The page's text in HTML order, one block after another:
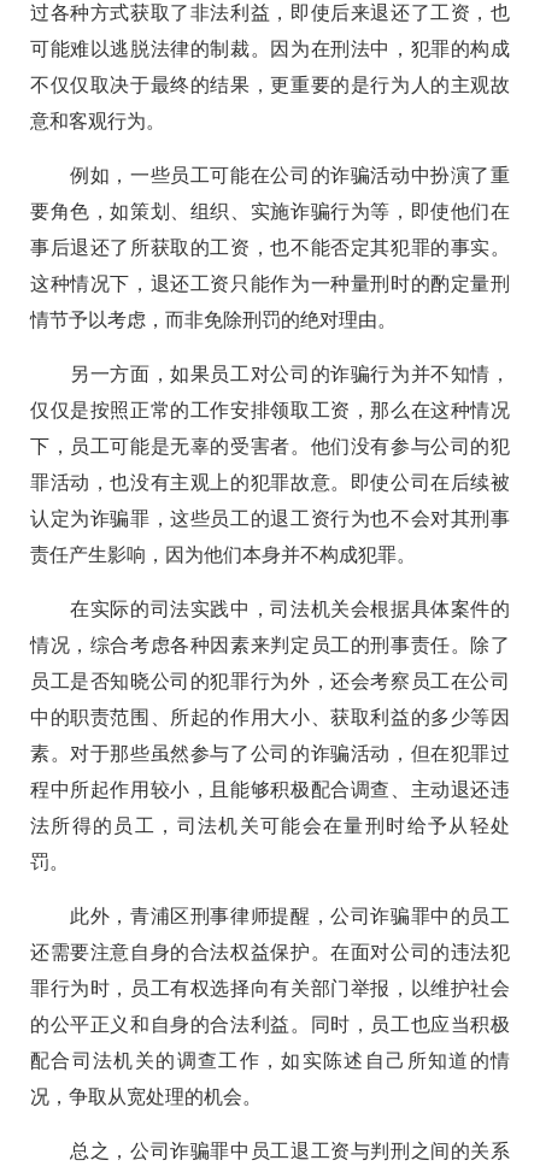
过各种方式获取了非法利益，即使后来退还了工资，也
可能难以逃脱法律的制裁。因为在刑法中，犯罪的构成
不仅仅取决于最终的结果，更重要的是行为人的主观故
意和客观行为。
例如，一些员工可能在公司的诈骗活动中扮演了重
要角色，如策划、组织、实施诈骗行为等，即使他们在
事后退还了所获取的工资，也不能否定其犯罪的事实。
这种情况下，退还工资只能作为一种量刑时的酌定量刑
情节予以考虑，而非免除刑罚的绝对理由。
另一方面，如果员工对公司的诈骗行为并不知情，
仅仅是按照正常的工作安排领取工资，那么在这种情况
下，员工可能是无辜的受害者。他们没有参与公司的犯
罪活动，也没有主观上的犯罪故意。即使公司在后续被
认定为诈骗罪，这些员工的退工资行为也不会对其刑事
责任产生影响，因为他们本身并不构成犯罪。
在实际的司法实践中，司法机关会根据具体案件的
情况，综合考虑各种因素来判定员工的刑事责任。除了
员工是否知晓公司的犯罪行为外，还会考察员工在公司
中的职责范围、所起的作用大小、获取利益的多少等因
素。对于那些虽然参与了公司的诈骗活动，但在犯罪过
程中所起作用较小，且能够积极配合调查、主动退还违
法所得的员工，司法机关可能会在量刑时给予从轻处
罚。
此外，青浦区刑事律师提醒，公司诈骗罪中的员工
还需要注意自身的合法权益保护。在面对公司的违法犯
罪行为时，员工有权选择向有关部门举报，以维护社会
的公平正义和自身的合法利益。同时，员工也应当积极
配合司法机关的调查工作，如实陈述自己所知道的情
况，争取从宽处理的机会。
总之，公司诈骗罪中员工退工资与判刑之间的关系